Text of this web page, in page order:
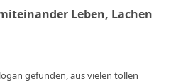
Leben, Lachen
gefunden, aus vielen tollen